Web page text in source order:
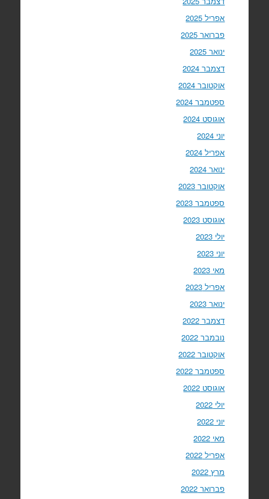
אפריל 2025
פברואר 2025
ינואר 2025
דצמבר 2024
אוקטובר 2024
ספטמבר 2024
אוגוסט 2024
יוני 2024
אפריל 2024
ינואר 2024
אוקטובר 2023
ספטמבר 2023
אוגוסט 2023
יולי 2023
יוני 2023
מאי 2023
אפריל 2023
ינואר 2023
דצמבר 2022
נובמבר 2022
אוקטובר 2022
ספטמבר 2022
אוגוסט 2022
יולי 2022
יוני 2022
מאי 2022
אפריל 2022
מרץ 2022
פברואר 2022